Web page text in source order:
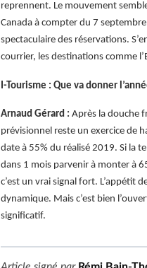
reprennent. Le mouvement
Canada à compter du 7
spectaculaire des réservations.
courrier, les destinations comme
I-Tourisme : Que va donner
Arnaud Gérard : Après la douche
prévisionnel reste un exercice de
date à 55% du réalisé 2019. Si la
dans 1 mois parvenir à monter à
c’est un vrai signal fort. L’appétit
dynamique. Mais c’est bien
significatif.